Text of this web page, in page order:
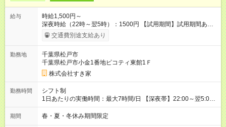
給与
時給1,500円～
深夜時給（22時～翌5時）：1500円 【試用期間】試用期間あり
試用期間の長さ：1ヶ月 雇用形態、給与は本採用時と同じです。
試用期間の実態は30日（※条件変更なし）ですが、切り上げで
同時給）
交通費別途支給あり
勤務地
千葉県松戸市
千葉県松戸市小金1番地ピコティ東館1Ｆ
株式会社すき家
勤務時間
シフト制
1日あたりの実働時間：最大7時間/日 【深夜帯】22:00～翌5:00
週2日～・1日2h～OK◎ ※22:00から翌5:00までは18歳以上の方
のみ勤務可能です（18歳未満の深夜業務禁止のため） ★深夜で
期間 春・夏・冬休み期間限定